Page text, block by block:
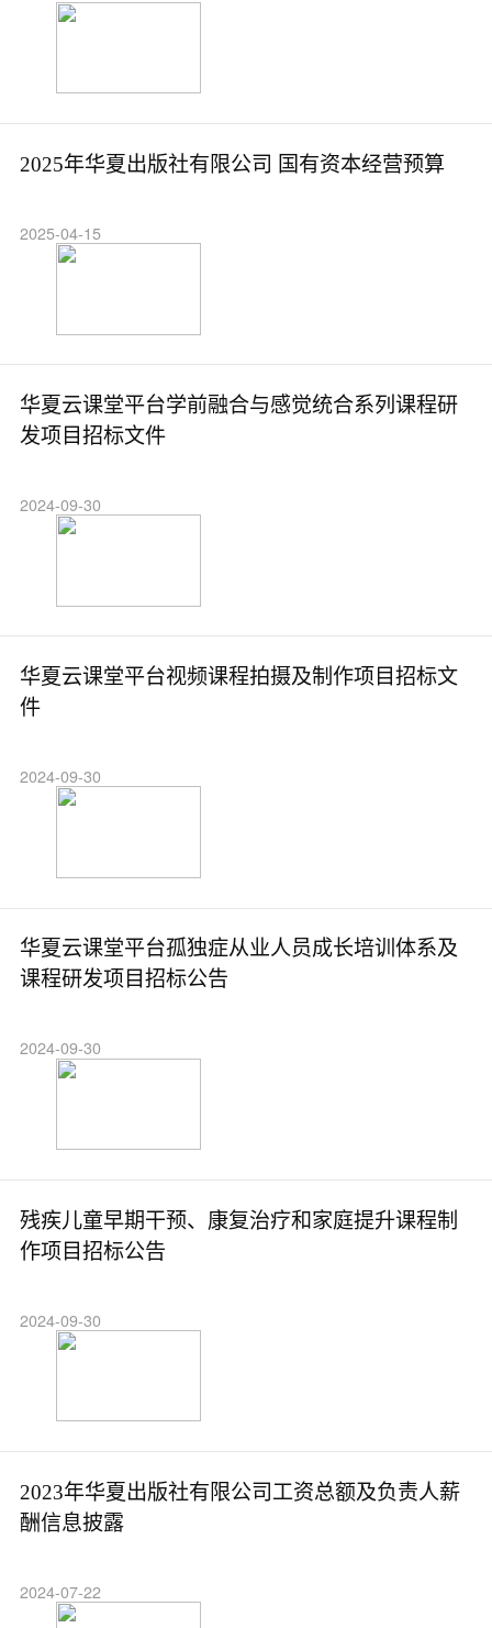
2025年华夏出版社有限公司 国有资本经营预算
2025-04-15
华夏云课堂平台学前融合与感觉统合系列课程研
发项目招标文件
2024-09-30
华夏云课堂平台视频课程拍摄及制作项目招标文
件
2024-09-30
华夏云课堂平台孤独症从业人员成长培训体系及
课程研发项目招标公告
2024-09-30
残疾儿童早期干预、康复治疗和家庭提升课程制
作项目招标公告
2024-09-30
2023年华夏出版社有限公司工资总额及负责人薪
酬信息披露
2024-07-22